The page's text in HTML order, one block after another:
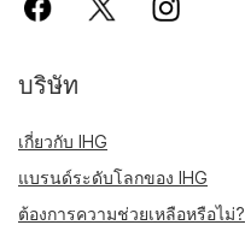
บริษัท
เกี่ยวกับ IHG
แบรนด์ระดับโลกของ IHG
ต้องการความช่วยเหลือหรือไม่?